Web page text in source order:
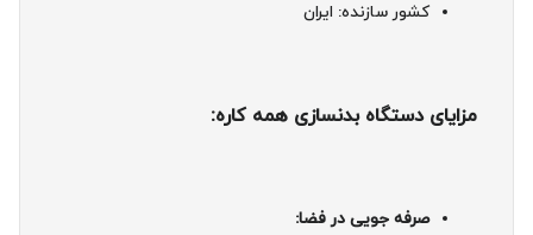
کشور سازنده: ایران
مزایای دستگاه بدنسازی همه کاره:
صرفه جویی در فضا: